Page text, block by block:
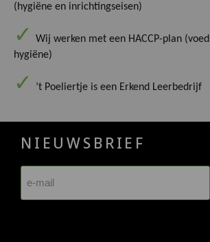
(hygiëne en inrichtingseisen)
Wij werken met een HACCP-plan
hygiëne)
’t Poeliertje is een Erkend Leerbedrijf
NIEUWSBRIEF